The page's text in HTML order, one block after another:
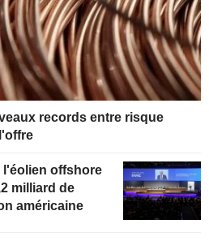
records entre risque
milliard de
américaine